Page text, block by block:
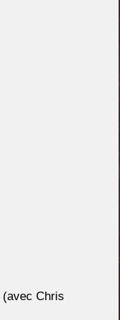
(avec Chris